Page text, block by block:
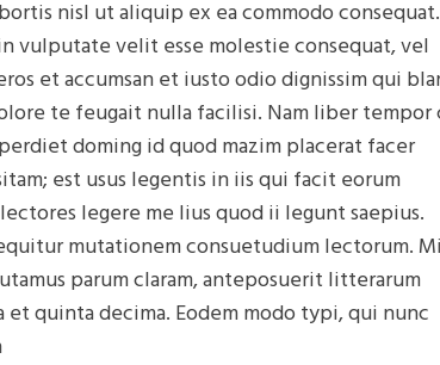
nisl ut aliquip ex ea commodo consequat.
vulputate velit esse molestie consequat, vel
et accumsan et iusto odio dignissim qui
te feugait nulla facilisi. Nam liber tempor
doming id quod mazim placerat facer
est usus legentis in iis qui facit eorum
legere me lius quod ii legunt saepius.
mutationem consuetudium lectorum.
parum claram, anteposuerit litterarum
quinta decima. Eodem modo typi, qui nunc